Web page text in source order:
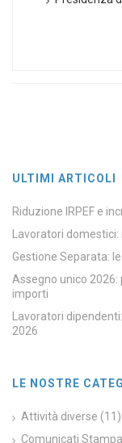
ULTIMI ARTICOLI
Riduzione IRPEF e
Lavoratori
Gestione Separata:
Assegno unico
importi
Lavoratori
2026
LE NOSTRE
Attività diverse (11)
Comunicati Stampa